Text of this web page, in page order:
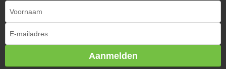
Aanmelden